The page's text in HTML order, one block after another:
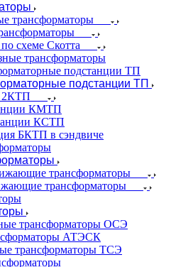
трансформаторы
схеме Скотта
трансформаторы
подстанции ТП
2КТП
КМТП
КСТП
БКТП в сэндвиче
трансформаторы
трансформаторы
трансформаторы ОСЭ
АТЭСК
трансформаторы ТСЭ